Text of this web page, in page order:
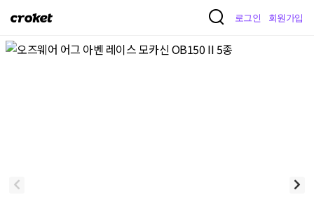
크
켓
로그인 회원가입